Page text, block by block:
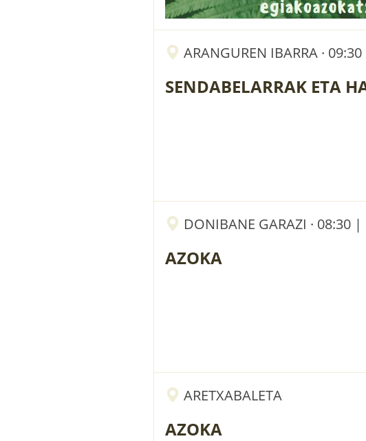
ARANGUREN IBARRA · 09:30
SENDABELARRAK ETA
DONIBANE GARAZI · 08:30 |
AZOKA
ARETXABALETA
AZOKA